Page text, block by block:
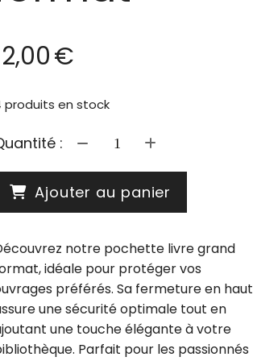
€
produits en stock
:
Ajouter au panier
notre pochette livre grand
idéale pour protéger vos
préférés. Sa fermeture en haut
une sécurité optimale tout en
une touche élégante à votre
Parfait pour les passionnés